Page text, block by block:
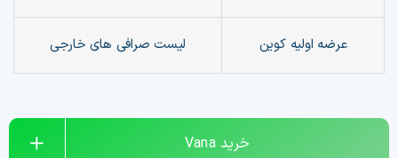
عرضه اولیه کوین لیست صرافی های خارجی
خریدVana